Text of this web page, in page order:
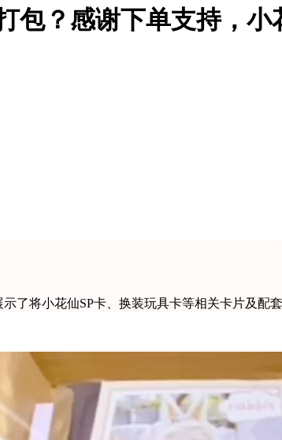
包？感谢下单支持，
了将小花仙SP卡、换装玩具卡等相关卡片及配